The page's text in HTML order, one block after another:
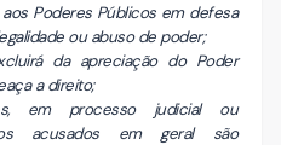
Poderes Públicos em defesa
ou abuso de poder;
da apreciação do Poder
a direito;
em processo judicial ou
acusados em geral são